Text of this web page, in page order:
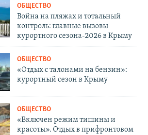
ОБЩЕСТВО
Война на пляжах и тотальный
контроль: главные вызовы
курортного сезона-2026 в Крыму
ОБЩЕСТВО
«Отдых с талонами на бензин»:
курортный сезон в Крыму
ОБЩЕСТВО
«Включен режим тишины и
красоты». Отдых в прифронтовом